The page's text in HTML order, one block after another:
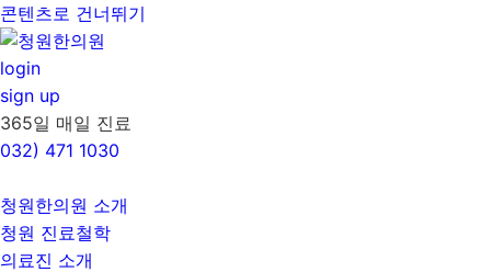
콘텐츠로 건너뛰기
login
sign up
365일 매일 진료
032) 471 1030
청원한의원 소개
청원 진료철학
의료진 소개